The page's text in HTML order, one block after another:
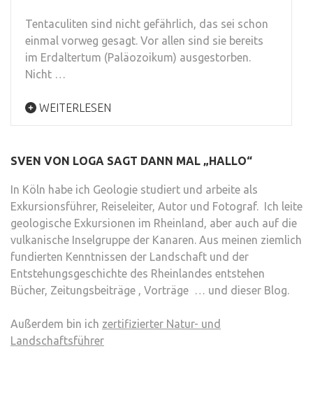
Tentaculiten sind nicht gefährlich, das sei schon
einmal vorweg gesagt. Vor allen sind sie bereits
im Erdaltertum (Paläozoikum) ausgestorben.
Nicht …
WEITERLESEN
SVEN VON LOGA SAGT DANN MAL „HALLO“
In Köln habe ich Geologie studiert und arbeite als
Exkursionsführer, Reiseleiter, Autor und Fotograf. Ich leite
geologische Exkursionen im Rheinland, aber auch auf die
vulkanische Inselgruppe der Kanaren. Aus meinen ziemlich
fundierten Kenntnissen der Landschaft und der
Entstehungsgeschichte des Rheinlandes entstehen
Bücher, Zeitungsbeiträge , Vorträge … und dieser Blog.
Außerdem bin ich zertifizierter Natur- und
Landschaftsführer